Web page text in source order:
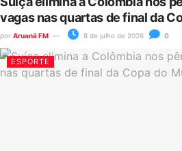
vagas nas quartas de final da
por Aruanã FM 8 de julho de 2026 0
ESPORTE